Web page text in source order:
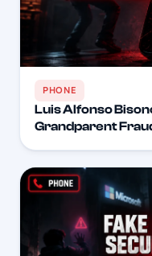
PHONE
Luis Alfonso
Grandparent